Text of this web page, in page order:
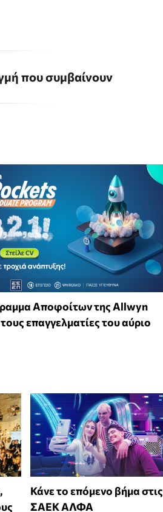
που συμβαίνουν
Αποφοίτων της Allwyn
επαγγελματίες του αύριο
Κάνε το επόμενο βήμα στις
ΣΑΕΚ ΑΛΦΑ